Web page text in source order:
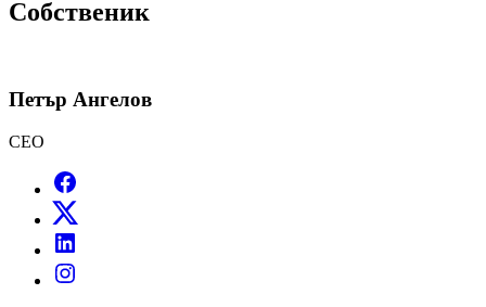
Собственик
Петър Ангелов
CEO